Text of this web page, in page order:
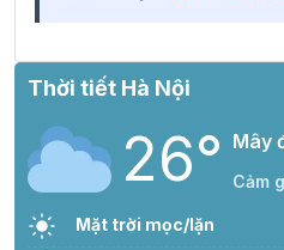
Thời tiết Hà Nội
26° Mây
Cảm
Mặt trời mọc/lặn